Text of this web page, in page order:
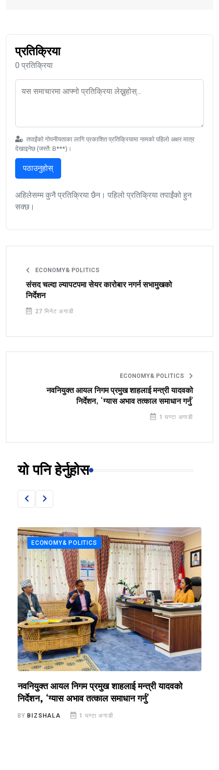
प्रतिक्रिया
0 प्रतिक्रिया
तपाईंको गोपनीयताका लागि प्रकाशित प्रतिक्रियामा नामको पहिलो अक्षर मात्र
देखाइनेछ (जस्तै: B***)।
पठाउनुहोस्
अहिलेसम्म कुनै प्रतिक्रिया छैन। पहिलो प्रतिक्रिया तपाईंको हुन
सक्छ।
ECONOMY& POLITICS
संसद चल्दा ल्यापटपमा सेयर कारोबार नगर्न सभामुखको
निर्देशन
27 मिनेट अगाडी
ECONOMY& POLITICS
नवनियुक्त आयल निगम प्रमुख शाहलाई मन्त्री यादवको
निर्देशन, ‘ग्यास अभाव तत्काल समाधान गर्नु’
1 घण्टा अगाडी
यो पनि हेर्नुहोस
ECONOMY& POLITICS
नवनियुक्त आयल निगम प्रमुख शाहलाई मन्त्री यादवको
निर्देशन, ‘ग्यास अभाव तत्काल समाधान गर्नु’
BY BIZSHALA 1 घण्टा अगाडी